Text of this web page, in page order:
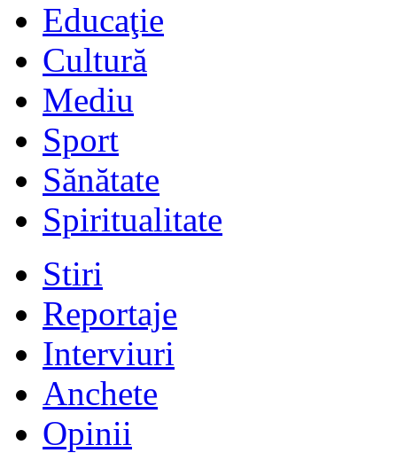
Educaţie
Cultură
Mediu
Sport
Sănătate
Spiritualitate
Stiri
Reportaje
Interviuri
Anchete
Opinii